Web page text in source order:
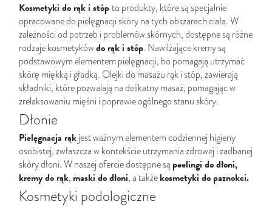
Kosmetyki do rąk i stópto produkty, które są specjalnie
opracowane do pielęgnacji skóry na tych obszarach ciała. W
zależności od potrzeb i problemów skórnych, dostępne są różne
rodzaje kosmetykówdo rąk i stóp. Nawilżające kremy są
podstawowym elementem pielęgnacji, bo pomagają utrzymać
skórę miękką i gładką. Olejki do masażu rąk i stóp, zawierają
składniki, które pozwalają na delikatny masaż, pomagając w
zrelaksowaniu mięśni i poprawie ogólnego stanu skóry.
Dłonie
Pielęgnacja rąkjest ważnym elementem codziennej higieny
osobistej, zwłaszcza w kontekście utrzymania zdrowej i zadbanej
skóry dłoni. W naszej ofercie dostępne są peelingi do dłoni,
kremy do rąk, maski do dłoni, a takżekosmetyki do paznokci.
Kosmetyki podologiczne